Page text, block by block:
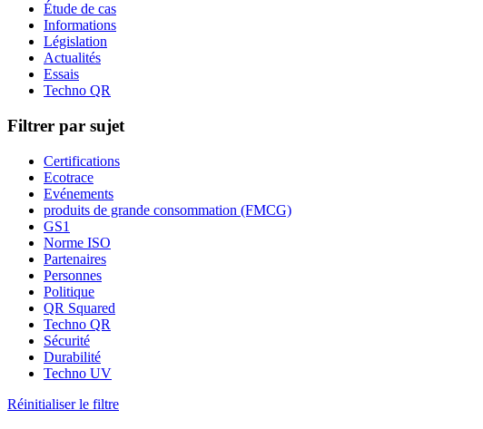
Étude de cas
Informations
Législation
Actualités
Essais
Techno QR
Filtrer par sujet
Certifications
Ecotrace
Evénements
produits de grande consommation (FMCG)
GS1
Norme ISO
Partenaires
Personnes
Politique
QR Squared
Techno QR
Sécurité
Durabilité
Techno UV
Réinitialiser le filtre